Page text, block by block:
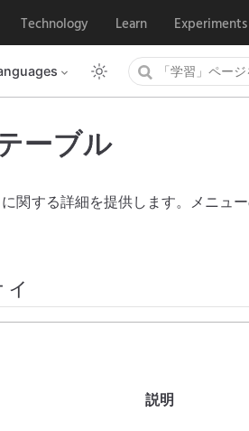
Technology Learn Experiments
ーブル
関する詳細を提供します。メニュ
説明